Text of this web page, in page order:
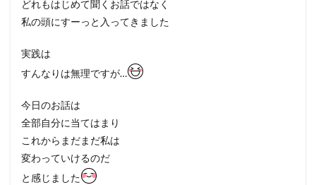
どれもはじめて聞くお話ではなく
私の頭にすーっと入ってきました
実践は
すんなりは無理ですが…
今日のお話は
全部自分に当てはまり
これからまだまだ私は
変わっていけるのだ
と感じました